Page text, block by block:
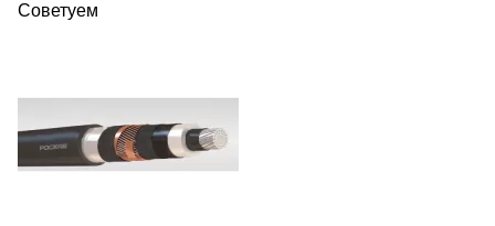
Советуем